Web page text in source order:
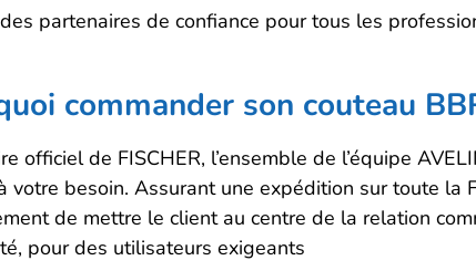
partenaires de confiance pour tous les
commander son couteau
officiel de FISCHER, l’ensemble de l’équipe
votre besoin. Assurant une expédition sur toute la
de mettre le client au centre de la relation
pour des utilisateurs exigeants